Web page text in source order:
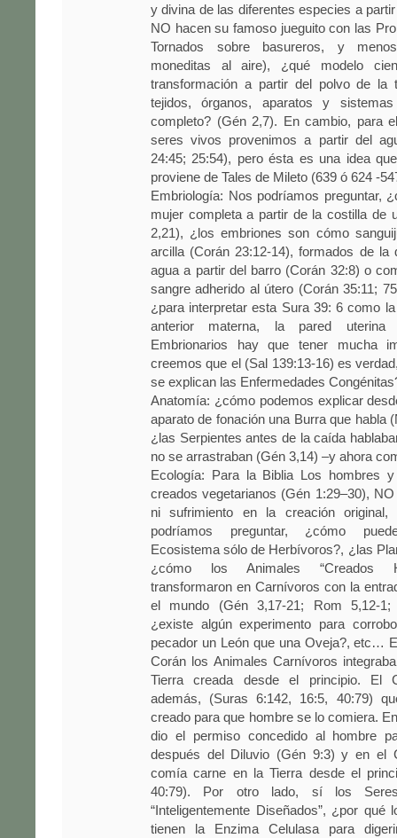
y divina de las diferentes especies a
NO hacen su famoso jueguito con las
Tornados sobre basureros, y
moneditas al aire), ¿qué modelo
transformación a partir del polvo de la
tejidos, órganos, aparatos y
completo? (Gén 2,7). En cambio, para
seres vivos provenimos a partir del
24:45; 25:54), pero ésta es una idea
proviene de Tales de Mileto (639 ó 624 -
Embriología: Nos podríamos preguntar,
mujer completa a partir de la costilla de
2,21), ¿los embriones son cómo
arcilla (Corán 23:12-14), formados de la
agua a partir del barro (Corán 32:8) o
sangre adherido al útero (Corán 35:11;
¿para interpretar esta Sura 39: 6 como
anterior materna, la pared
Embrionarios hay que tener mucha
creemos que el (Sal 139:13-16) es
se explican las Enfermedades
Anatomía: ¿cómo podemos explicar
aparato de fonación una Burra que habla
¿las Serpientes antes de la caída
no se arrastraban (Gén 3,14) –y ahora
Ecología: Para la Biblia Los hombres
creados vegetarianos (Gén 1:29–30),
ni sufrimiento en la creación
podríamos preguntar, ¿cómo
Ecosistema sólo de Herbívoros?, ¿las
¿cómo los Animales “Creados
transformaron en Carnívoros con la
el mundo (Gén 3,17-21; Rom 5,12-1;
¿existe algún experimento para
pecador un León que una Oveja?, etc…
Corán los Animales Carnívoros
Tierra creada desde el principio. El
además, (Suras 6:142, 16:5, 40:79)
creado para que hombre se lo comiera.
dio el permiso concedido al hombre
después del Diluvio (Gén 9:3) y en el
comía carne en la Tierra desde el
40:79). Por otro lado, sí los
“Inteligentemente Diseñados”, ¿por qué
tienen la Enzima Celulasa para